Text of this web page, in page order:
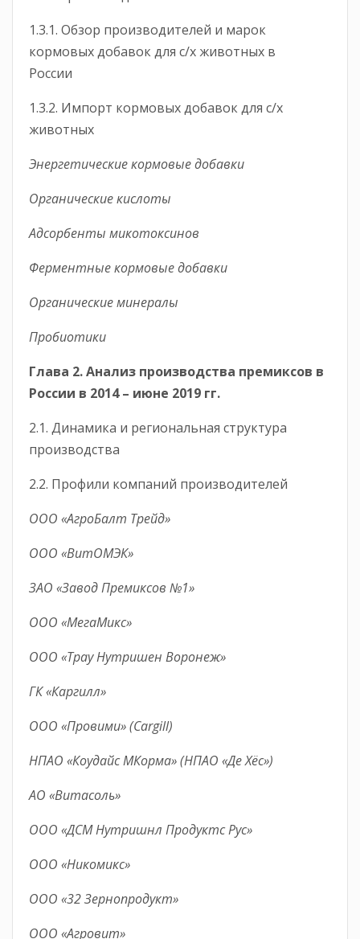
1.3.1. Обзор производителей и марок
кормовых добавок для с/х животных в
России
1.3.2. Импорт кормовых добавок для с/х
животных
Энергетические кормовые добавки
Органические кислоты
Адсорбенты микотоксинов
Ферментные кормовые добавки
Органические минералы
Пробиотики
Глава 2. Анализ производства премиксов в
России в 2014 – июне 2019 гг.
2.1. Динамика и региональная структура
производства
2.2. Профили компаний производителей
ООО «АгроБалт Трейд»
ООО «ВитОМЭК»
ЗАО «Завод Премиксов №1»
ООО «МегаМикс»
ООО «Трау Нутришен Воронеж»
ГК «Каргилл»
ООО «Провими» (Cargill)
НПАО «Коудайс МКорма» (НПАО «Де Хёс»)
АО «Витасоль»
ООО «ДСМ Нутришнл Продуктс Рус»
ООО «Никомикс»
ООО «32 Зернопродукт»
ООО «Агровит»